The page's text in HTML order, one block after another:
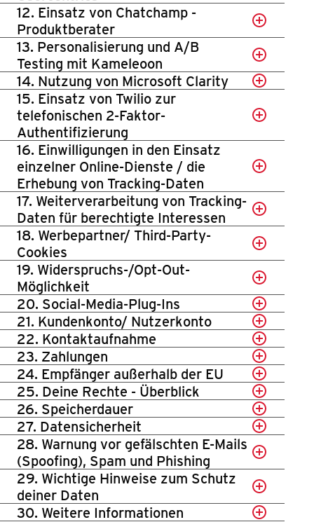
12. Einsatz von Chatchamp -
Produktberater
13. Personalisierung und A/B
Testing mit Kameleoon
14. Nutzung von Microsoft Clarity
15. Einsatz von Twilio zur
telefonischen 2-Faktor-
Authentifizierung
16. Einwilligungen in den Einsatz
einzelner Online-Dienste / die
Erhebung von Tracking-Daten
17. Weiterverarbeitung von Tracking-
Daten für berechtigte Interessen
18. Werbepartner/ Third-Party-
Cookies
19. Widerspruchs-/Opt-Out-
Möglichkeit
20. Social-Media-Plug-Ins
21. Kundenkonto/ Nutzerkonto
22. Kontaktaufnahme
23. Zahlungen
24. Empfänger außerhalb der EU
25. Deine Rechte - Überblick
26. Speicherdauer
27. Datensicherheit
28. Warnung vor gefälschten E-Mails
(Spoofing), Spam und Phishing
29. Wichtige Hinweise zum Schutz
deiner Daten
30. Weitere Informationen